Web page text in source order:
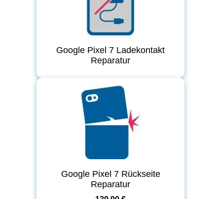
Google Pixel 7 Ladekontakt
Reparatur
Google Pixel 7 Rückseite
Reparatur